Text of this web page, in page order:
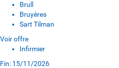
Brull
Bruyères
Sart Tilman
Voir offre
Infirmier
Fin: 15/11/2026